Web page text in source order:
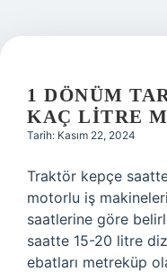
1 DÖNÜM
KAÇ LITRE
Tarih: Kasım 22, 2024
Traktör kepçe
motorlu iş
saatlerine göre
saatte 15-20 litre
ebatları metreküp